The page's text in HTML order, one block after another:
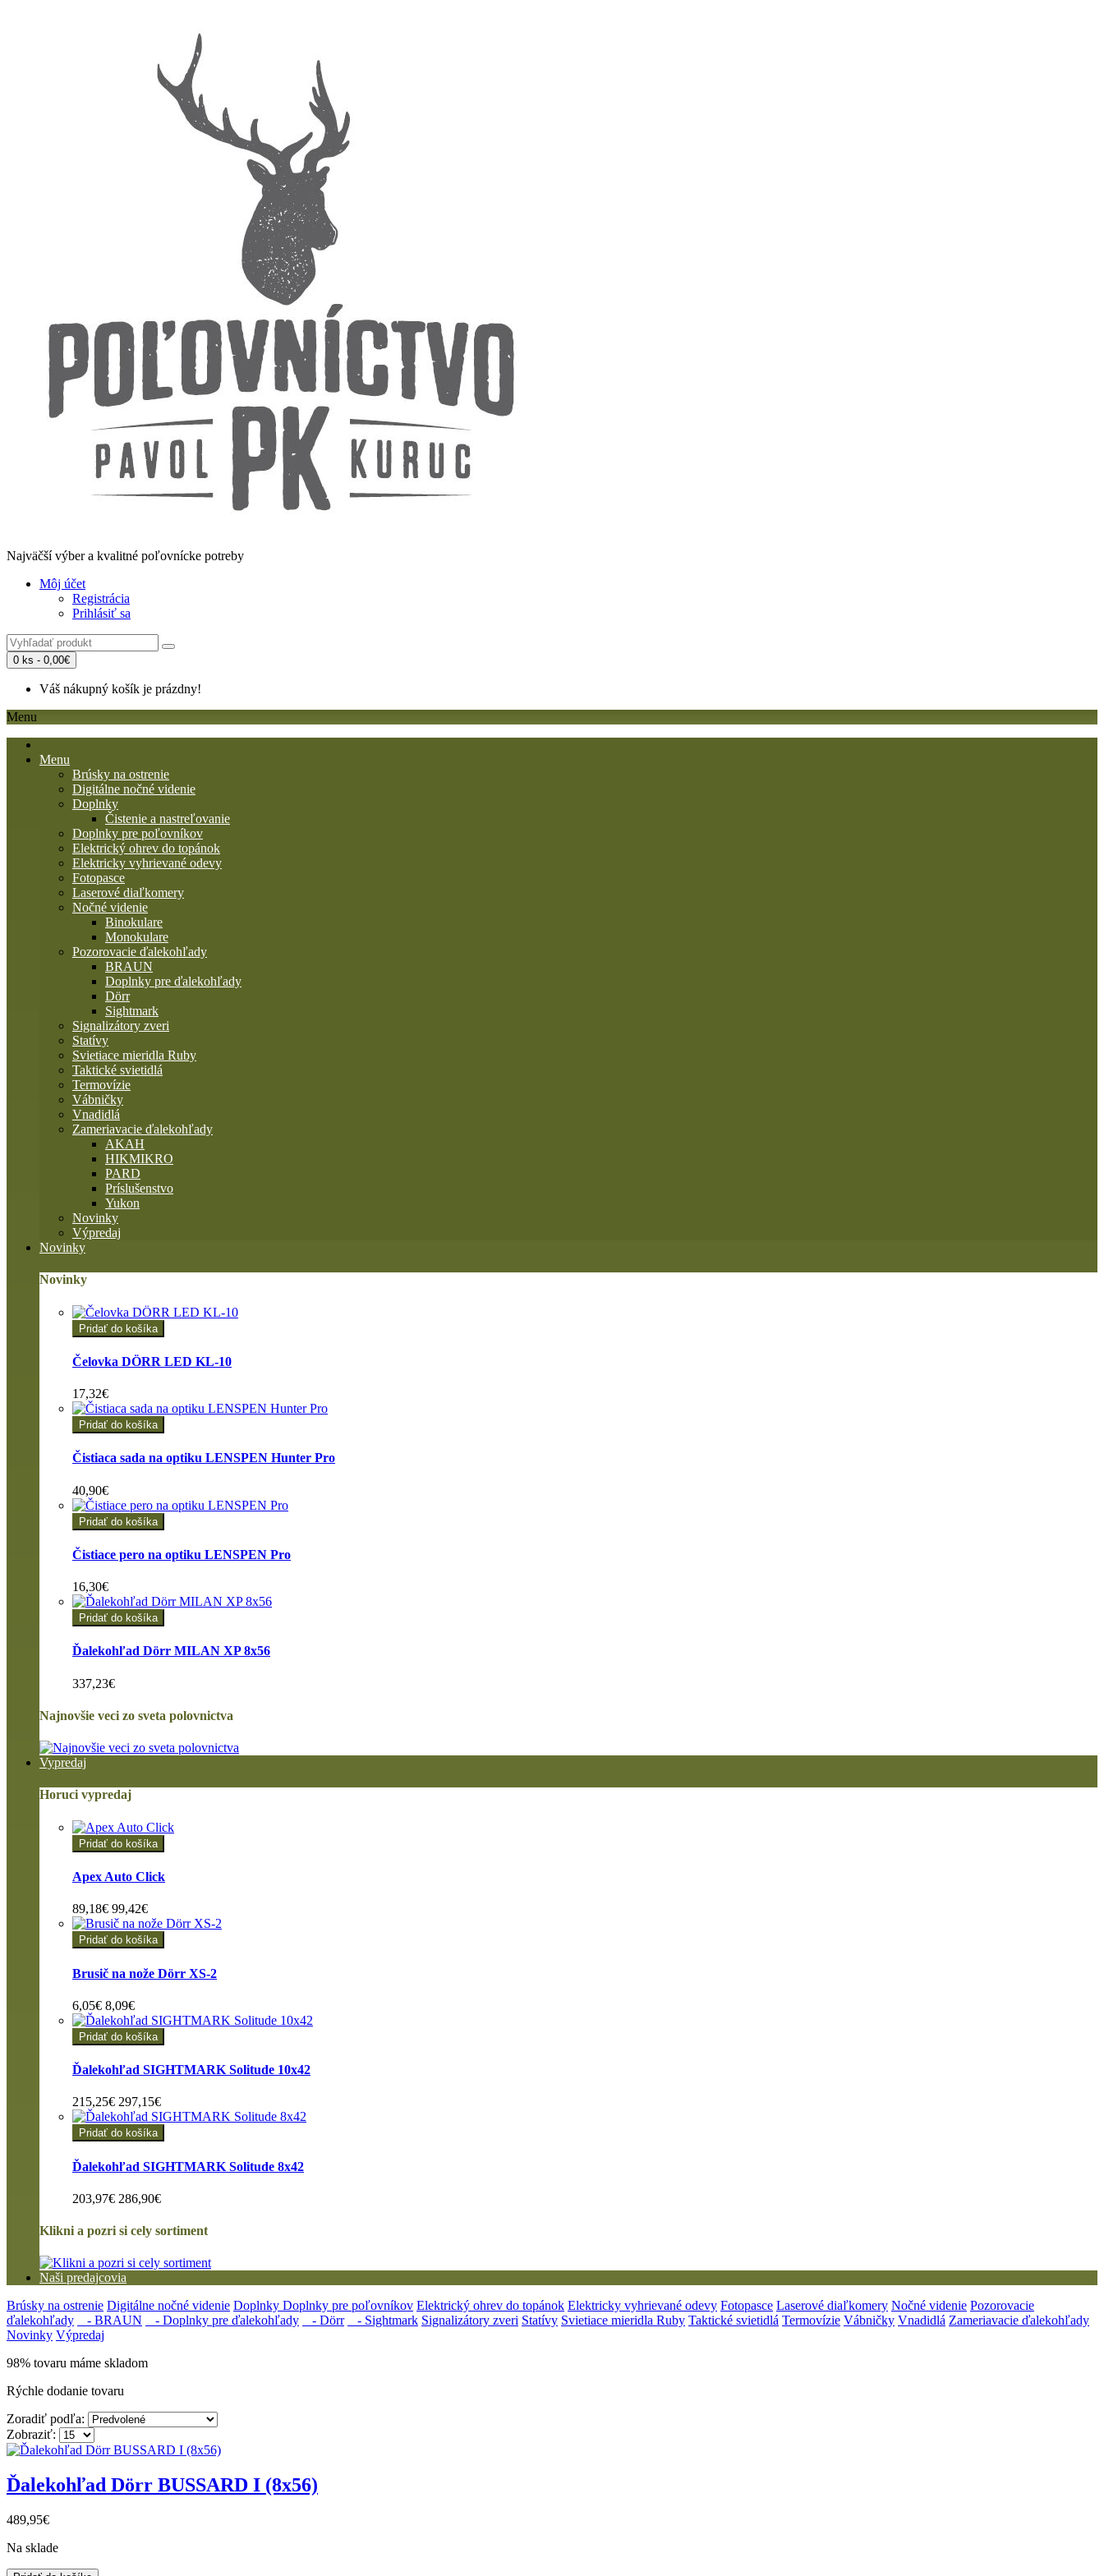
Najväčší výber a kvalitné poľovnícke potreby
Môj účet
Registrácia
Prihlásiť sa
0 ks - 0,00€
Váš nákupný košík je prázdny!
Menu
Menu
Brúsky na ostrenie
Digitálne nočné videnie
Doplnky
Čistenie a nastreľovanie
Doplnky pre poľovníkov
Elektrický ohrev do topánok
Elektricky vyhrievané odevy
Fotopasce
Laserové diaľkomery
Nočné videnie
Binokulare
Monokulare
Pozorovacie ďalekohľady
BRAUN
Doplnky pre ďalekohľady
Dörr
Sightmark
Signalizátory zveri
Statívy
Svietiace mieridla Ruby
Taktické svietidlá
Termovízie
Vábničky
Vnadidlá
Zameriavacie ďalekohľady
AKAH
HIKMIKRO
PARD
Príslušenstvo
Yukon
Novinky
Výpredaj
Novinky
Novinky
Pridať do košíka
Čelovka DÖRR LED KL-10
17,32€
Pridať do košíka
Čistiaca sada na optiku LENSPEN Hunter Pro
40,90€
Pridať do košíka
Čistiace pero na optiku LENSPEN Pro
16,30€
Pridať do košíka
Ďalekohľad Dörr MILAN XP 8x56
337,23€
Najnovšie veci zo sveta polovnictva
Vypredaj
Horuci vypredaj
Pridať do košíka
Apex Auto Click
89,18€ 99,42€
Pridať do košíka
Brusič na nože Dörr XS-2
6,05€ 8,09€
Pridať do košíka
Ďalekohľad SIGHTMARK Solitude 10x42
215,25€ 297,15€
Pridať do košíka
Ďalekohľad SIGHTMARK Solitude 8x42
203,97€ 286,90€
Klikni a pozri si cely sortiment
Naši predajcovia
Brúsky na ostrenie Digitálne nočné videnie Doplnky Doplnky pre poľovníkov Elektrický ohrev do topánok Elektricky vyhrievané odevy Fotopasce Laserové diaľkomery Nočné videnie Pozorovacie
ďalekohľady
- BRAUN - Doplnky pre ďalekohľady - Dörr - Sightmark Signalizátory zveri Statívy Svietiace mieridla Ruby Taktické svietidlá Termovízie Vábničky Vnadidlá Zameriavacie ďalekohľady
Novinky Výpredaj
98% tovaru máme skladom
Rýchle dodanie tovaru
Zoradiť podľa:
Zobraziť:
Ďalekohľad Dörr BUSSARD I (8x56)
489,95€
Na sklade